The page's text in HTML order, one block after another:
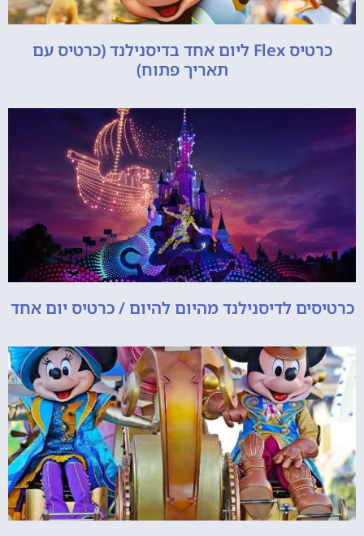
כרטיס Flex ליום אחד בדיסנילנד (כרטיס עם
תאריך פתוח)
כרטיסים לדיסנילנד מהיום להיום / כרטיס יום אחד